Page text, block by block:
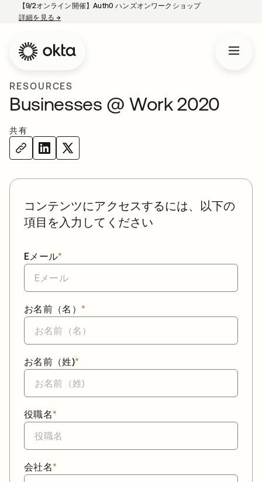
【9/2オンライン開催】Auth0 ハンズオンワークショップ
詳細を見る→
RESOURCES
Businesses @ Work 2020
共有
コンテンツにアクセスするには、以下の
項目を入力してください
*
Eメール
*
お名前（名）
*
お名前（姓)
*
役職名
*
会社名